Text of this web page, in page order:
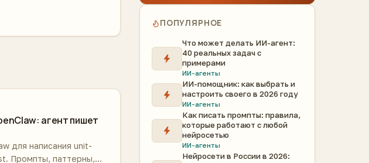
агент пишет
для написания unit-
Промпты, паттерны,
ПОПУЛЯРНОЕ
Что может делать ИИ-агент:
40 реальных задач с
примерами
ИИ-агенты
ИИ-помощник: как выбрать и
настроить своего в 2026 году
ИИ-агенты
Как писать промпты: правила,
которые работают с любой
нейросетью
ИИ-агенты
Нейросети в России в 2026: